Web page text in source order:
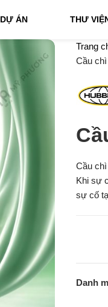
DỰ ÁN THƯ
Trang
Cầu
Cầu
Khi sự
sự cố
Danh